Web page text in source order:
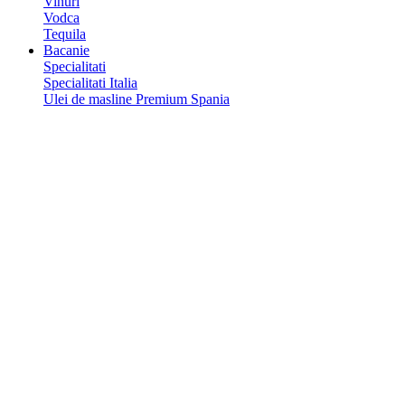
Vodca
Tequila
Bacanie
Specialitati
Specialitati Italia
Ulei de masline Premium Spania